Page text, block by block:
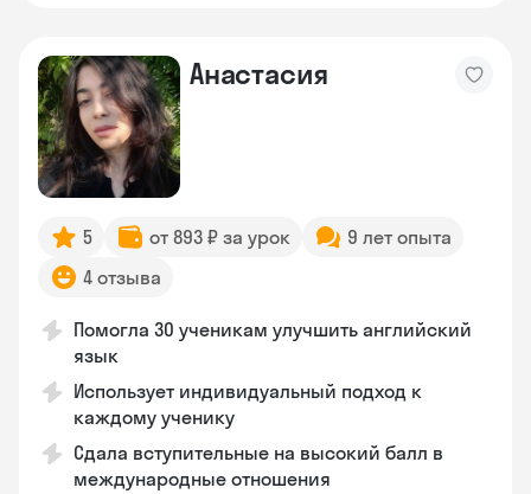
Анастасия
5 от 893 ₽ за урок
9 лет опыта
4 отзыва
Помогла 30 ученикам улучшить английский
язык
Использует индивидуальный подход к
каждому ученику
Сдала вступительные на высокий балл в
международные отношения